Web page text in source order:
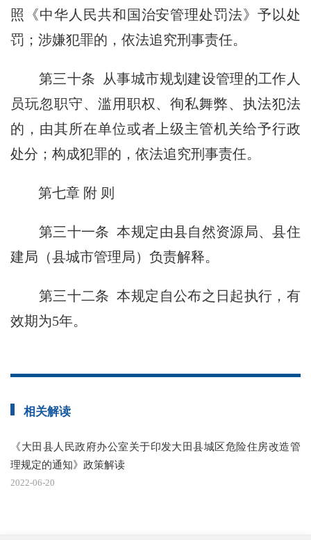
照《中华人民共和国治安管理处罚法》予以处
罚；涉嫌犯罪的，依法追究刑事责任。
第三十条 从事城市规划建设管理的工作人
员玩忽职守、滥用职权、徇私舞弊、执法犯法
的，由其所在单位或者上级主管机关给予行政
处分；构成犯罪的，依法追究刑事责任。
第七章 附 则
第三十一条 本规定由县自然资源局、县住
建局（县城市管理局）负责解释。
第三十二条 本规定自公布之日起执行，有
效期为5年。
相关解读
《大田县人民政府办公室关于印发大田县城区危险住房改造管
理规定的通知》政策解读
2022-06-20